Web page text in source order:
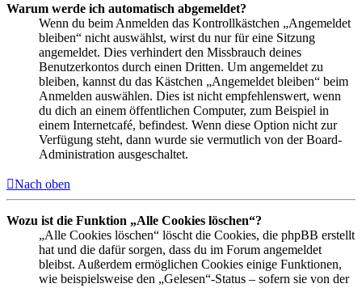
Warum werde ich automatisch abgemeldet?
Wenn du beim Anmelden das Kontrollkästchen „Angemeldet
bleiben“ nicht auswählst, wirst du nur für eine Sitzung
angemeldet. Dies verhindert den Missbrauch deines
Benutzerkontos durch einen Dritten. Um angemeldet zu
bleiben, kannst du das Kästchen „Angemeldet bleiben“ beim
Anmelden auswählen. Dies ist nicht empfehlenswert, wenn
du dich an einem öffentlichen Computer, zum Beispiel in
einem Internetcafé, befindest. Wenn diese Option nicht zur
Verfügung steht, dann wurde sie vermutlich von der Board-
Administration ausgeschaltet.
Nach oben
Wozu ist die Funktion „Alle Cookies löschen“?
„Alle Cookies löschen“ löscht die Cookies, die phpBB erstellt
hat und die dafür sorgen, dass du im Forum angemeldet
bleibst. Außerdem ermöglichen Cookies einige Funktionen,
wie beispielsweise den „Gelesen“-Status – sofern sie von der